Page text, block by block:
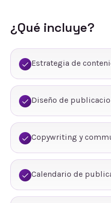
¿Qué incluye?
Estrategia de
Diseño de
Copywriting y
Calendario de